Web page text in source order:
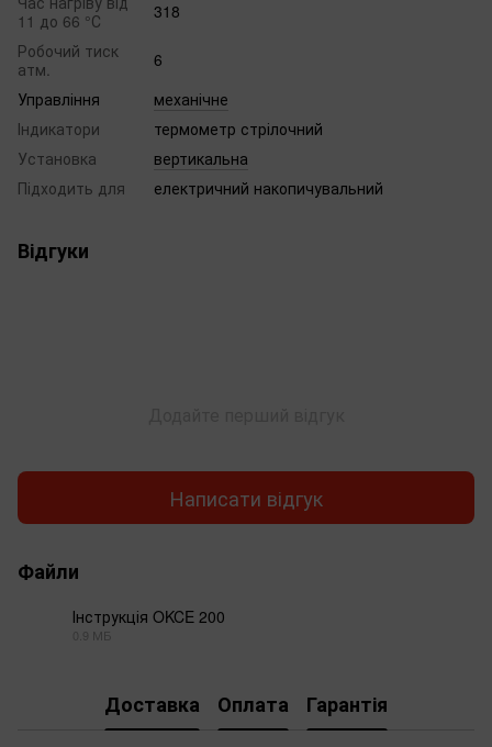
11 до 66 °С
318
Робочий тиск
атм.
6
Управління
механічне
Індикатори
термометр стрілочний
Установка
вертикальна
Підходить для
електричний накопичувальний
Відгуки
Написати відгук
Файли
Інструкція OKCE 200
0.9 МБ
Доставка Оплата Гарантія